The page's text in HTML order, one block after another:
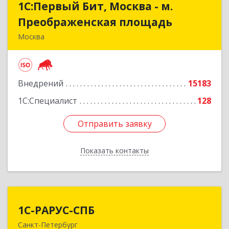
1С:Первый Бит, Москва - м.
Преображенская площадь
Москва
Внедрений
15183
1С:Специалист
128
Отправить заявку
Показать контакты
1С:Первый Бит, Москва - м.
Преображенская площадь
Подробнее
Отправить заявку
Назад
1С-РАРУС-СПБ
Санкт-Петербург197022, Санкт-Петербург г, вн.тер.г.